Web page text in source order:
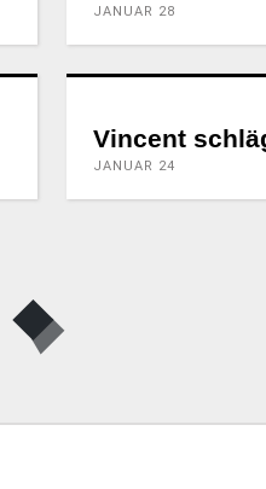
JANUAR 28
Vincent
JANUAR 24